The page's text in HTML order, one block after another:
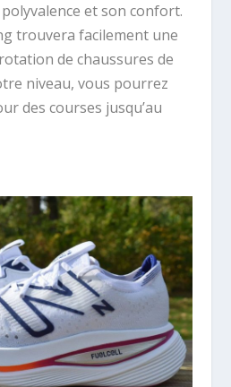
et son confort.
trouvera facilement une
de chaussures de
niveau, vous pourrez
des courses jusqu’au